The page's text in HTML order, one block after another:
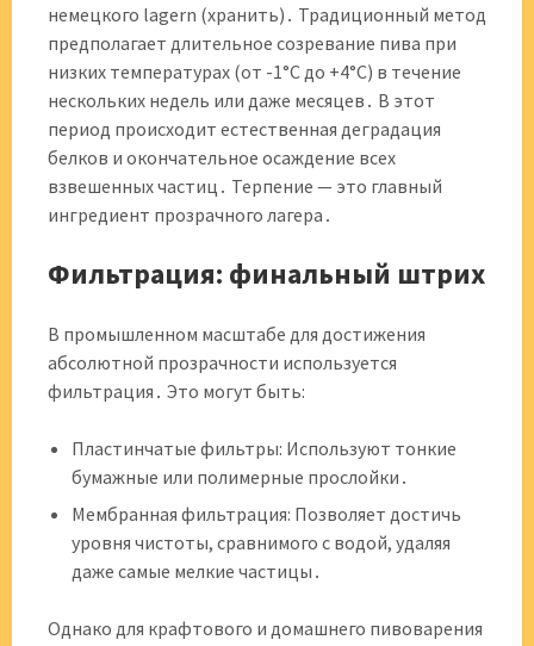
немецкого lagern (хранить)․ Традиционный метод
предполагает длительное созревание пива при
низких температурах (от -1°C до +4°C) в течение
нескольких недель или даже месяцев․ В этот
период происходит естественная деградация
белков и окончательное осаждение всех
взвешенных частиц․ Терпение — это главный
ингредиент прозрачного лагера․
Фильтрация: финальный штрих
В промышленном масштабе для достижения
абсолютной прозрачности используется
фильтрация․ Это могут быть:
Пластинчатые фильтры: Используют тонкие
бумажные или полимерные прослойки․
Мембранная фильтрация: Позволяет достичь
уровня чистоты, сравнимого с водой, удаляя
даже самые мелкие частицы․
Однако для крафтового и домашнего пивоварения